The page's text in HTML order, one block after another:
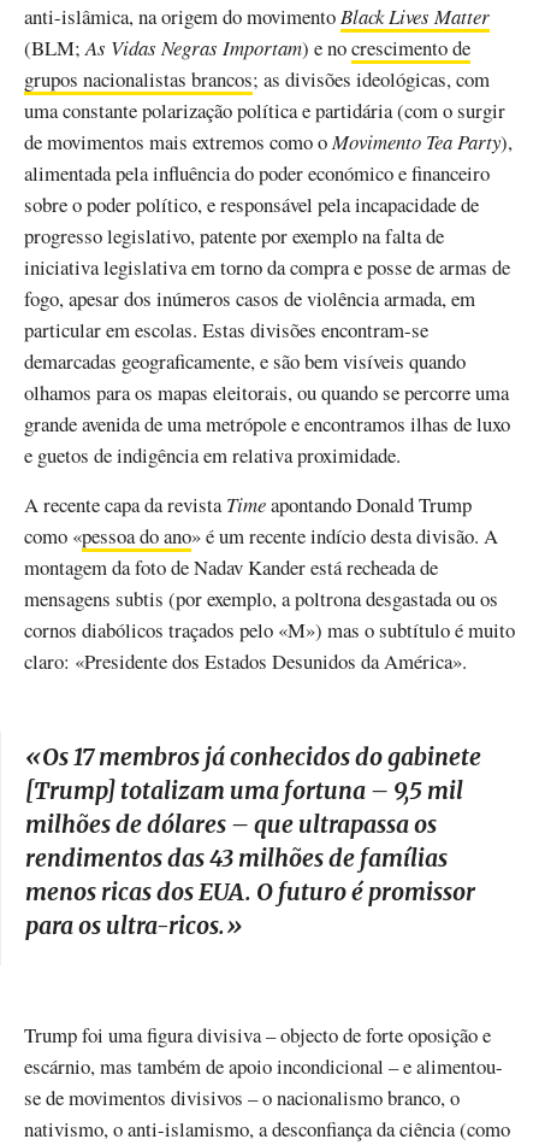
anti-islâmica, na origem do movimentoBlack Lives Matter
(BLM;As Vidas Negras Importam) e nocrescimento de
grupos nacionalistas brancos; as divisões ideológicas, com
uma constante polarização política e partidária (com o surgir
de movimentos mais extremos como oMovimento Tea Party),
alimentada pela influência do poder económico e financeiro
sobre o poder político, e responsável pela incapacidade de
progresso legislativo, patente por exemplo na falta de
iniciativa legislativa em torno da compra e posse de armas de
fogo, apesar dos inúmeros casos de violência armada, em
particular em escolas. Estas divisões encontram-se
demarcadas geograficamente, e são bem visíveis quando
olhamos para os mapas eleitorais, ou quando se percorre uma
grande avenida de uma metrópole e encontramos ilhas de luxo
e guetos de indigência em relativa proximidade.
A recente capa da revistaTimeapontando Donald Trump
como «pessoa do ano» é um recente indício desta divisão. A
montagem da foto de Nadav Kander está recheada de
mensagens subtis (por exemplo, a poltrona desgastada ou os
cornos diabólicos traçados pelo «M») mas o subtítulo é muito
claro: «Presidente dos Estados Desunidos da América».
«Os 17 membros já conhecidos do gabinete
[Trump] totalizam uma fortuna – 9,5 mil
milhões de dólares – que ultrapassa os
rendimentos das 43 milhões de famílias
menos ricas dos EUA. O futuro é promissor
para os ultra-ricos.»
Trump foi uma figura divisiva – objecto de forte oposição e
escárnio, mas também de apoio incondicional – e alimentou-
se de movimentos divisivos – o nacionalismo branco, o
nativismo, o anti-islamismo, a desconfiança da ciência (como